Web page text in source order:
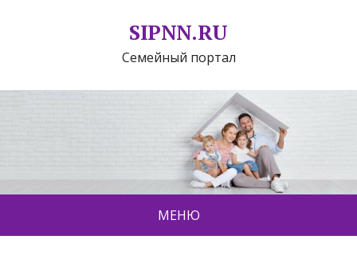
SIPNN.RU
Семейный портал
МЕНЮ